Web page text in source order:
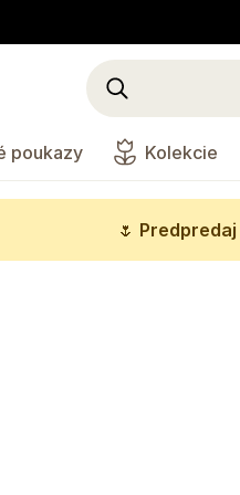
poukazy Kolekcie
🌷